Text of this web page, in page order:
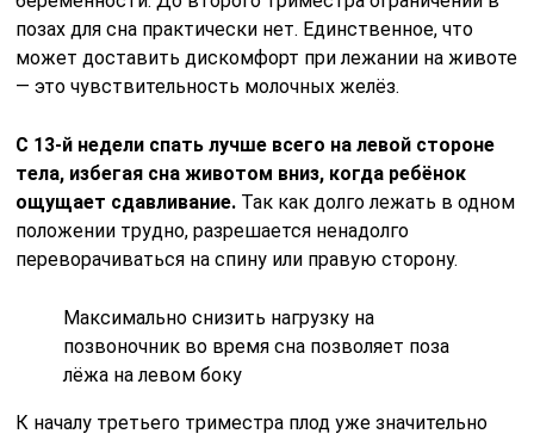
позах для сна практически нет. Единственное, что
может доставить дискомфорт при лежании на животе
— это чувствительность молочных желёз.
С 13-й недели спать лучше всего на левой стороне
тела, избегая сна животом вниз, когда ребёнок
ощущает сдавливание. Так как долго лежать в одном
положении трудно, разрешается ненадолго
переворачиваться на спину или правую сторону.
Максимально снизить нагрузку на
позвоночник во время сна позволяет поза
лёжа на левом боку
К началу третьего триместра плод уже значительно